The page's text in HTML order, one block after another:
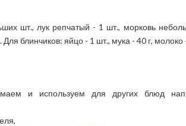
шт., лук репчатый - 1 шт., морковь
блинчиков: яйцо - 1 шт., мука - 40 г,
и используем для других блюд